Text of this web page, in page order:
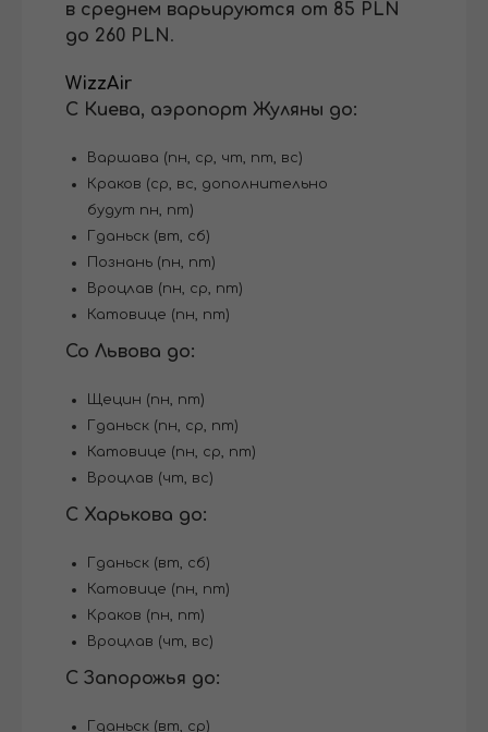
в среднем варьируются от 85 PLN
до 260 PLN .
WizzAir
С Киева, аэропорт Жуляны до:
Варшава (пн, ср, чт, пт, вс)
Краков (ср, вс, дополнительно
будут пн, пт)
Гданьск (вт, сб)
Познань (пн, пт)
Вроцлав (пн, ср, пт)
Катовице (пн, пт)
Со Львова до:
Щецин (пн, пт)
Гданьск (пн, ср, пт)
Катовице (пн, ср, пт)
Вроцлав (чт, вс)
С Харькова до:
Гданьск (вт, сб)
Катовице (пн, пт)
Краков (пн, пт)
Вроцлав (чт, вс)
С Запорожья до:
Гданьск (вт, ср)